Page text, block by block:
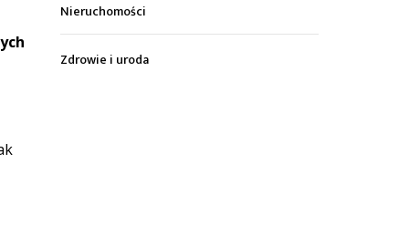
Nieruchomości
Zdrowie i uroda